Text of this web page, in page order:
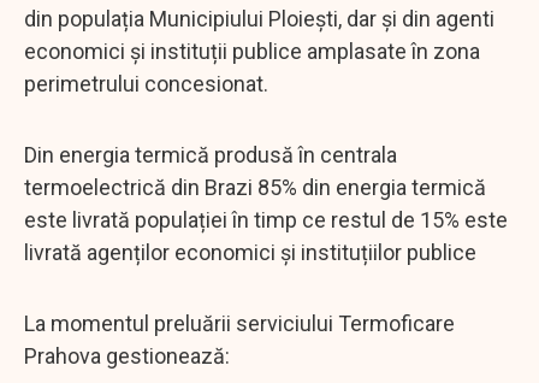
din populația Municipiului Ploiești, dar și din agenti
economici și instituții publice amplasate în zona
perimetrului concesionat.
Din energia termică produsă în centrala
termoelectrică din Brazi 85% din energia termică
este livrată populației în timp ce restul de 15% este
livrată agenților economici și instituțiilor publice
La momentul preluării serviciului Termoficare
Prahova gestionează: